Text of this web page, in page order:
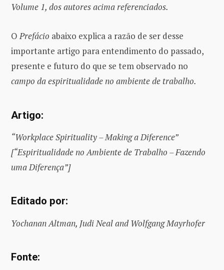
Volume 1, dos autores acima referenciados.
OPrefácio abaixo explica a razão de ser desse
importante artigo para entendimento do passado,
presente e futuro do que se tem observado no
campo da espiritualidade no ambiente de trabalho.
Artigo:
“Workplace Spirituality – Making a Diference”
[“Espiritualidade no Ambiente de Trabalho – Fazendo
uma Diferença”]
Editado por:
Yochanan Altman, Judi Neal and Wolfgang Mayrhofer
Fonte: